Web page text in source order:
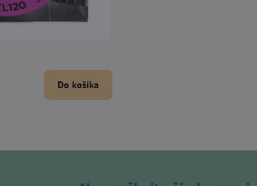
Do košíka